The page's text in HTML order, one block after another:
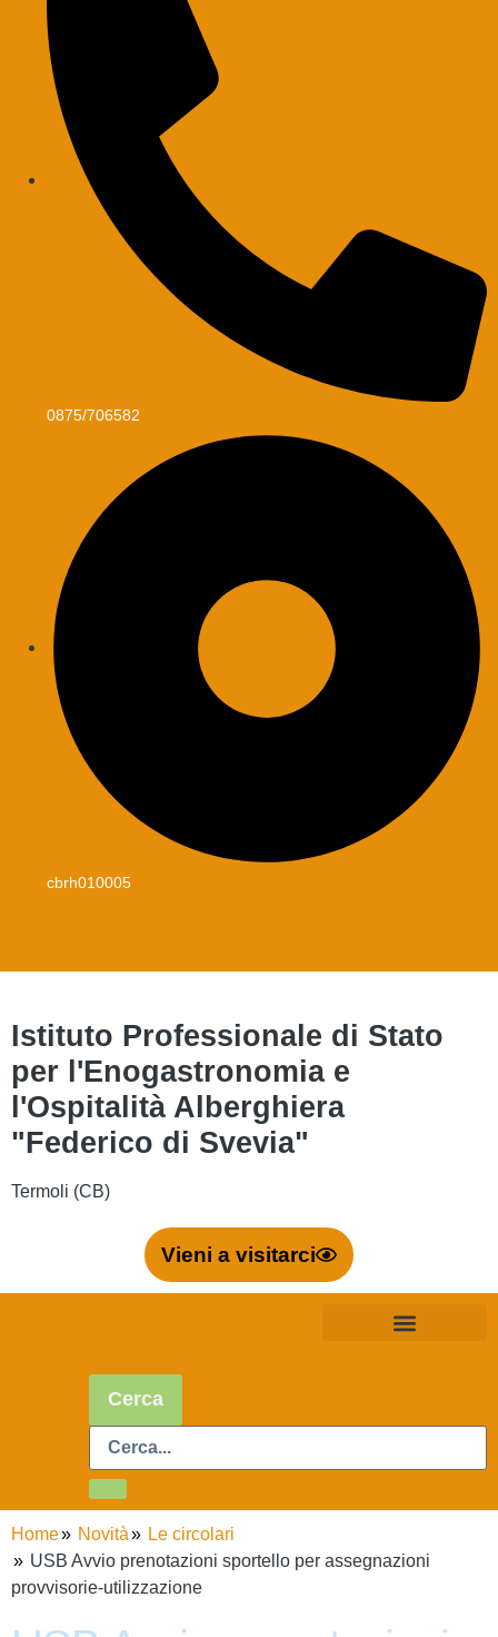
0875/706582
cbrh010005
Istituto Professionale di Stato
per l'Enogastronomia e
l'Ospitalità Alberghiera
"Federico di Svevia"
Termoli (CB)
Vieni a visitarci
Cerca
Home Novità
Le circolari
USB Avvio prenotazioni sportello per assegnazioni
provvisorie-utilizzazione